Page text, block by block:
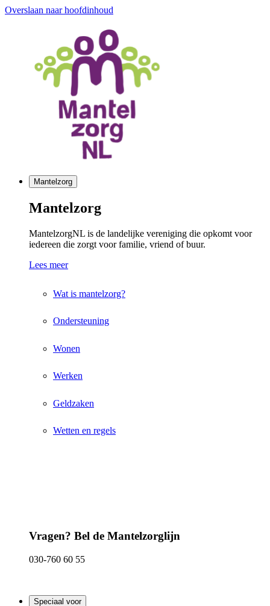
Overslaan naar hoofdinhoud
Mantelzorg
Mantelzorg
MantelzorgNL is de landelijke vereniging die opkomt voor
iedereen die zorgt voor familie, vriend of buur.
Lees meer
Wat is mantelzorg?
Ondersteuning
Wonen
Werken
Geldzaken
Wetten en regels
Vragen? Bel de Mantelzorglijn
030-760 60 55
Speciaal voor